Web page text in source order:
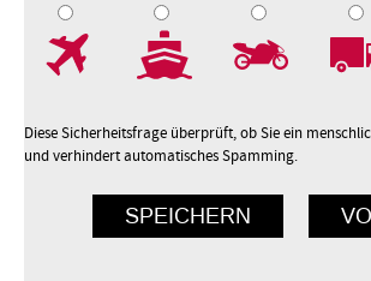
Diese Sicherheitsfrage überprüft, ob Sie ein
und verhindert automatisches Spamming.